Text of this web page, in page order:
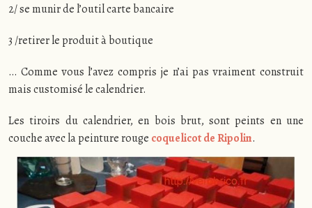
2/ se munir de l’outil carte bancaire
3 /retirer le produit à boutique
… Comme vous l’avez compris je n’ai pas vraiment construit
mais customisé le calendrier.
Les tiroirs du calendrier, en bois brut, sont peints en une
couche avec la peinture rouge coquelicot de Ripolin.